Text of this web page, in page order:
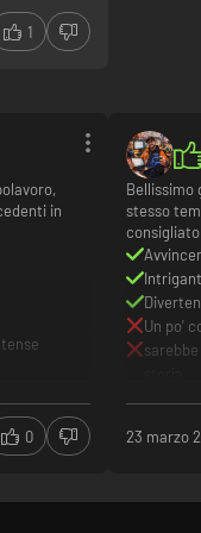
1
in
0
Bellissimo
stesso
Un po'
23 marzo